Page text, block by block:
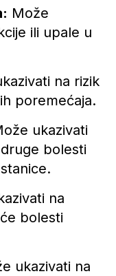
Može
ili upale u
na rizik
poremećaja.
ukazivati
bolesti
na
bolesti
ukazivati na